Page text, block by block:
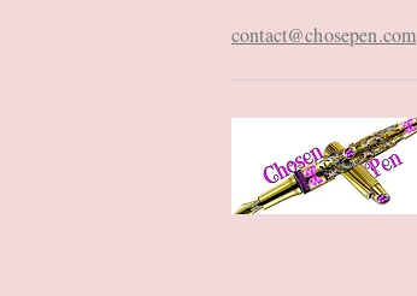
contact@chosepen.com